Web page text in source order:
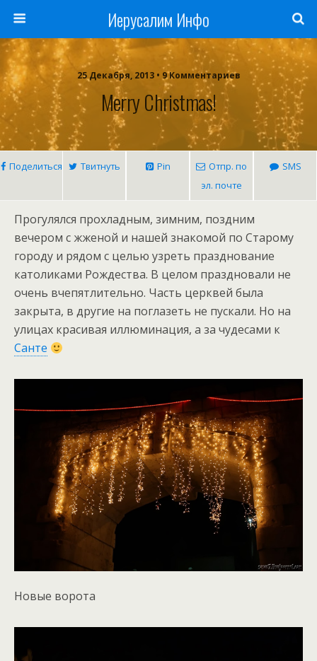
Иерусалим Инфо
25 Декабря, 2013 • 9 Комментариев
Merry Christmas!
Поделиться Твитнуть Pin
Отпр. по
эл. почте
SMS
Прогулялся прохладным, зимним, поздним
вечером с жженой и нашей знакомой по Старому
городу и рядом с целью узреть празднование
католиками Рождества. В целом праздновали не
очень вчепятлительно. Часть церквей была
закрыта, в другие на поглазеть не пускали. Но на
улицах красивая иллюминация, а за чудесами к
Санте
Новые ворота